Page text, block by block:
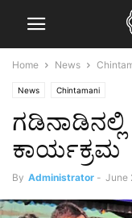
Home News
News Chintamani
ಗಡಿನಾಡಿನಲ್ಲಿ
ಕಾರ್ಯಕ್ರಮ
By Administrator - June